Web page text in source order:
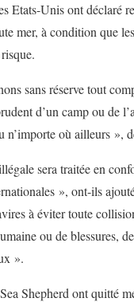
Etats-Unis ont déclaré
mer, à condition que
sans réserve tout
d’un camp ou de
n’importe où ailleurs »,
sera traitée en
», ont-ils
à éviter toute
ou de blessures,
».
Shepherd ont quitté